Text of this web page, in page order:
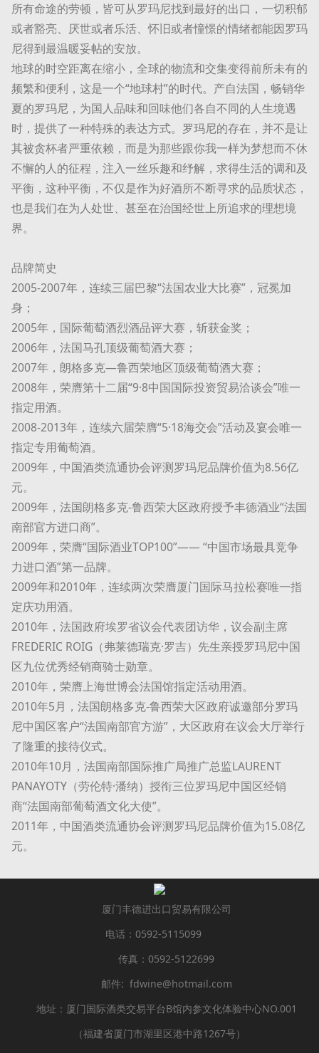
所有命途的劳顿，皆可从罗玛尼找到最好的出口，一切积郁
或者豁亮、厌世或者乐活、怀旧或者憧憬的情绪都能因罗玛
尼得到最温暖妥帖的安放。
地球的时空距离在缩小，全球的物流和交集变得前所未有的
频繁和便利，这是一个“地球村”的时代。产自法国，畅销华
夏的罗玛尼，为国人品味和回味他们各自不同的人生境遇
时，提供了一种特殊的表达方式。罗玛尼的存在，并不是让
其被贪杯者严重依赖，而是为那些跟你我一样为梦想而不休
不懈的人的征程，注入一丝乐趣和纾解，求得生活的调和及
平衡，这种平衡，不仅是作为好酒所不断寻求的品质状态，
也是我们在为人处世、甚至在治国经世上所追求的理想境
界。
品牌简史
2005-2007年，连续三届巴黎“法国农业大比赛”，冠冕加
身；
2005年，国际葡萄酒烈酒品评大赛，斩获金奖；
2006年，法国马孔顶级葡萄酒大赛；
2007年，朗格多克—鲁西荣地区顶级葡萄酒大赛；
2008年，荣膺第十二届“9·8中国国际投资贸易洽谈会”唯一
指定用酒。
2008-2013年，连续六届荣膺“5·18海交会”活动及宴会唯一
指定专用葡萄酒。
2009年，中国酒类流通协会评测罗玛尼品牌价值为8.56亿
元。
2009年，法国朗格多克-鲁西荣大区政府授予丰德酒业“法国
南部官方进口商”。
2009年，荣膺“国际酒业TOP100”—— “中国市场最具竞争
力进口酒”第一品牌。
2009年和2010年，连续两次荣膺厦门国际马拉松赛唯一指
定庆功用酒。
2010年，法国政府埃罗省议会代表团访华，议会副主席
FREDERIC ROIG（弗莱德瑞克·罗吉）先生亲授罗玛尼中国
区九位优秀经销商骑士勋章。
2010年，荣膺上海世博会法国馆指定活动用酒。
2010年5月，法国朗格多克-鲁西荣大区政府诚邀部分罗玛
尼中国区客户“法国南部官方游”，大区政府在议会大厅举行
了隆重的接待仪式。
2010年10月，法国南部国际推广局推广总监LAURENT
PANAYOTY（劳伦特·潘纳）授衔三位罗玛尼中国区经销
商“法国南部葡萄酒文化大使”。
2011年，中国酒类流通协会评测罗玛尼品牌价值为15.08亿
元。
厦门丰德进出口贸易有限公司
电话：0592-5115099
传真：0592-5122699
邮件: fdwine@hotmail.com
地址：厦门国际酒类交易平台B馆内参文化体验中心NO.001
（福建省厦门市湖里区港中路1267号）